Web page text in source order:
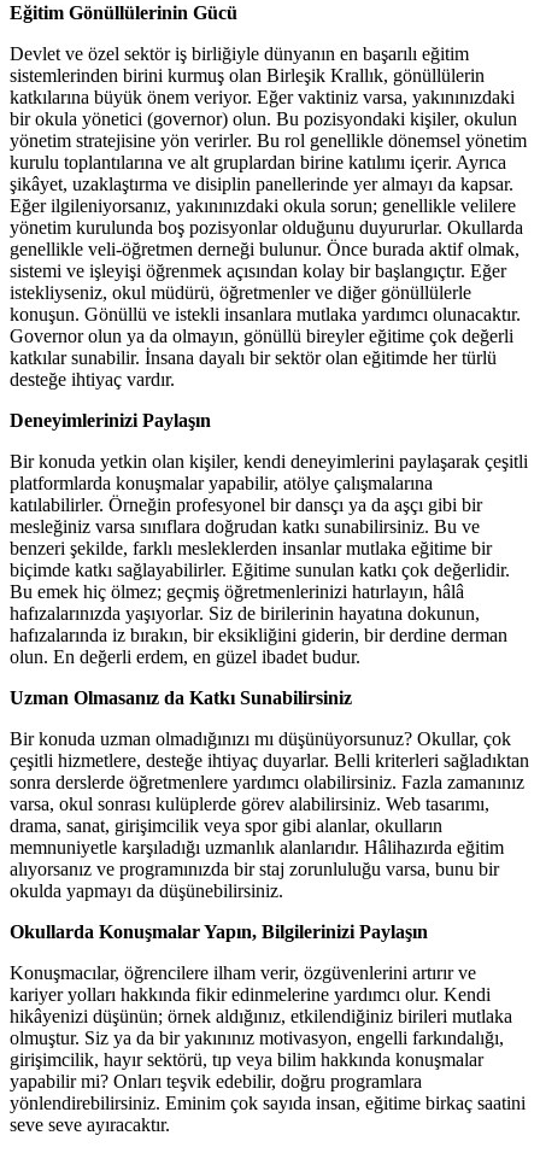
Eğitim Gönüllülerinin Gücü
Devlet ve özel sektör iş birliğiyle dünyanın en başarılı eğitim
sistemlerinden birini kurmuş olan Birleşik Krallık, gönüllülerin
katkılarına büyük önem veriyor. Eğer vaktiniz varsa, yakınınızdaki
bir okula yönetici (governor) olun. Bu pozisyondaki kişiler, okulun
yönetim stratejisine yön verirler. Bu rol genellikle dönemsel yönetim
kurulu toplantılarına ve alt gruplardan birine katılımı içerir. Ayrıca
şikâyet, uzaklaştırma ve disiplin panellerinde yer almayı da kapsar.
Eğer ilgileniyorsanız, yakınınızdaki okula sorun; genellikle velilere
yönetim kurulunda boş pozisyonlar olduğunu duyururlar. Okullarda
genellikle veli-öğretmen derneği bulunur. Önce burada aktif olmak,
sistemi ve işleyişi öğrenmek açısından kolay bir başlangıçtır. Eğer
istekliyseniz, okul müdürü, öğretmenler ve diğer gönüllülerle
konuşun. Gönüllü ve istekli insanlara mutlaka yardımcı olunacaktır.
Governor olun ya da olmayın, gönüllü bireyler eğitime çok değerli
katkılar sunabilir. İnsana dayalı bir sektör olan eğitimde her türlü
desteğe ihtiyaç vardır.
Deneyimlerinizi Paylaşın
Bir konuda yetkin olan kişiler, kendi deneyimlerini paylaşarak çeşitli
platformlarda konuşmalar yapabilir, atölye çalışmalarına
katılabilirler. Örneğin profesyonel bir dansçı ya da aşçı gibi bir
mesleğiniz varsa sınıflara doğrudan katkı sunabilirsiniz. Bu ve
benzeri şekilde, farklı mesleklerden insanlar mutlaka eğitime bir
biçimde katkı sağlayabilirler. Eğitime sunulan katkı çok değerlidir.
Bu emek hiç ölmez; geçmiş öğretmenlerinizi hatırlayın, hâlâ
hafızalarınızda yaşıyorlar. Siz de birilerinin hayatına dokunun,
hafızalarında iz bırakın, bir eksikliğini giderin, bir derdine derman
olun. En değerli erdem, en güzel ibadet budur.
Uzman Olmasanız da Katkı Sunabilirsiniz
Bir konuda uzman olmadığınızı mı düşünüyorsunuz? Okullar, çok
çeşitli hizmetlere, desteğe ihtiyaç duyarlar. Belli kriterleri sağladıktan
sonra derslerde öğretmenlere yardımcı olabilirsiniz. Fazla zamanınız
varsa, okul sonrası kulüplerde görev alabilirsiniz. Web tasarımı,
drama, sanat, girişimcilik veya spor gibi alanlar, okulların
memnuniyetle karşıladığı uzmanlık alanlarıdır. Hâlihazırda eğitim
alıyorsanız ve programınızda bir staj zorunluluğu varsa, bunu bir
okulda yapmayı da düşünebilirsiniz.
Okullarda Konuşmalar Yapın, Bilgilerinizi Paylaşın
Konuşmacılar, öğrencilere ilham verir, özgüvenlerini artırır ve
kariyer yolları hakkında fikir edinmelerine yardımcı olur. Kendi
hikâyenizi düşünün; örnek aldığınız, etkilendiğiniz birileri mutlaka
olmuştur. Siz ya da bir yakınınız motivasyon, engelli farkındalığı,
girişimcilik, hayır sektörü, tıp veya bilim hakkında konuşmalar
yapabilir mi? Onları teşvik edebilir, doğru programlara
yönlendirebilirsiniz. Eminim çok sayıda insan, eğitime birkaç saatini
seve seve ayıracaktır.